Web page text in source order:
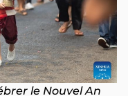
le Nouvel An